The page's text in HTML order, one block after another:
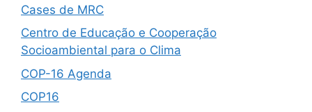
Cases de MRC
Centro de Educação e Cooperação
Socioambiental para o Clima
COP-16 Agenda
COP16